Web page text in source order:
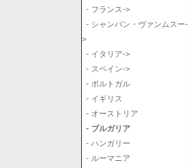
- フランス->
- シャンパン・ヴァンムスー-
>
- イタリア->
- スペイン->
- ポルトガル
- イギリス
- オーストリア
- ブルガリア
- ハンガリー
- ルーマニア